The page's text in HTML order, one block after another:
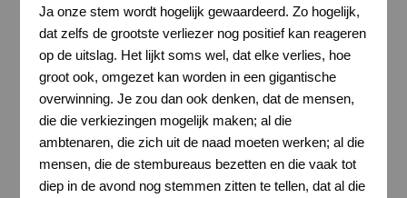
Ja onze stem wordt hogelijk gewaardeerd. Zo hogelijk,
dat zelfs de grootste verliezer nog positief kan reageren
op de uitslag. Het lijkt soms wel, dat elke verlies, hoe
groot ook, omgezet kan worden in een gigantische
overwinning. Je zou dan ook denken, dat de mensen,
die die verkiezingen mogelijk maken; al die
ambtenaren, die zich uit de naad moeten werken; al die
mensen, die de stembureaus bezetten en die vaak tot
diep in de avond nog stemmen zitten te tellen, dat al die